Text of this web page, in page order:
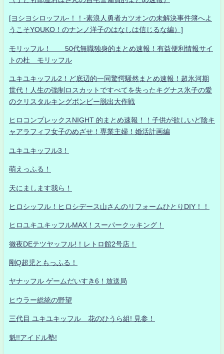
[ヨシヨシロッフル-！！-素浪人勇者カツオンの未解決事件簿へよ
うこそYOUKO！のナンノ洋子のはなしは信じるな編）]
モリッフル！ 50代無職独身的まとめ速報！有益便利情報サイ
トの杜 モリッフル
ユキユキッフル2！ど底辺的一同驚愕騒然まとめ速報！超氷河期
世代！人生の強制ロスカットですべてを失ったキグナス氷子の愛
のクリスタルキングボンビー脱出大作戦
ヒロコンプレックスNIGHT 的まとめ速報！！子供が欲しいど陰キ
ャアラフィフ女子のめざせ！専業主婦！婚活計画編
ユキユキッフル3！
萌えっふる！
天にまします我ら！
ヒロシッフル！ヒロシデース山さんのリフォームひとりDIY！！
ヒロユキユキッフルMAX！スーパークッキング！
徹夜DEテツヤッフル!！レトロ館2号店！
剛Q超児ともっふる！
ヤナッフル ゲームだいすき6！放送局
ヒウラー総統の野望
三代目 ユキユキッフル 花のひうら組! 見参！
魁!!アイドル塾!